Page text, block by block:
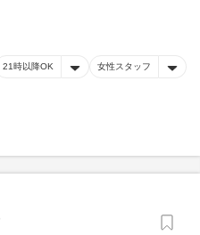
21時以降OK 女性スタッフ